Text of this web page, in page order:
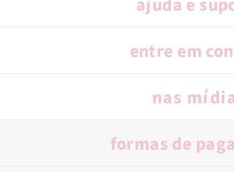
entre em
nas
formas de